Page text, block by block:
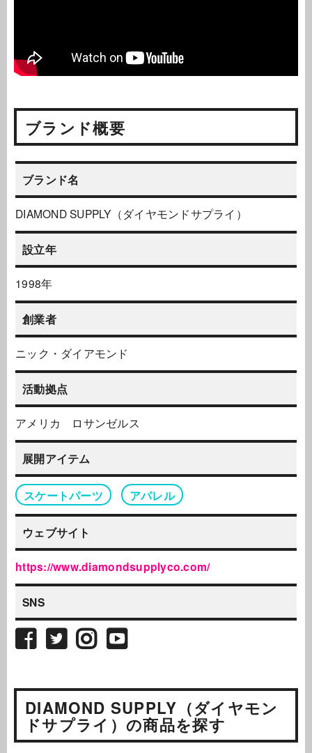
ブランド概要
ブランド名
DIAMOND SUPPLY（ダイヤモンドサプライ）
設立年
1998年
創業者
ニック・ダイアモンド
活動拠点
アメリカ ロサンゼルス
展開アイテム
スケートパーツ アパレル
ウェブサイト
https://www.diamondsupplyco.com/
SNS
DIAMOND SUPPLY（ダイヤモン
ドサプライ）の商品を探す